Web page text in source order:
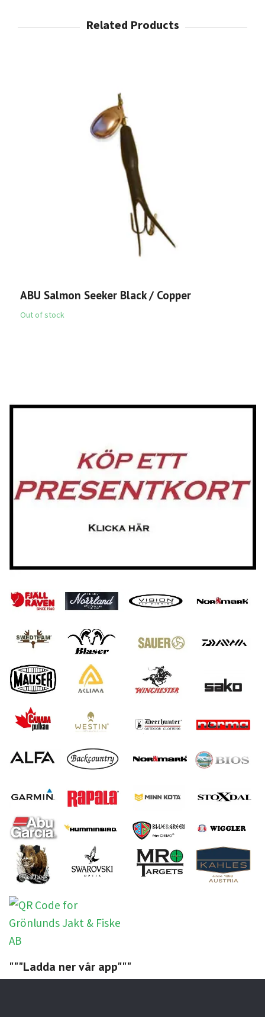
"""Ladda ner vår app"""
ABU Salmon Seeker Black / Copper
Out of stock